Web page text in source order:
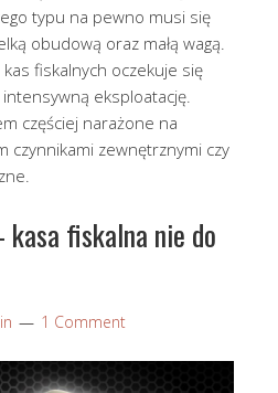
typu na pewno musi się
obudową oraz małą wagą.
fiskalnych oczekuje się
eksploatację.
częściej narażone na
czynnikami zewnętrznymi czy
kasa fiskalna nie do
1 Comment